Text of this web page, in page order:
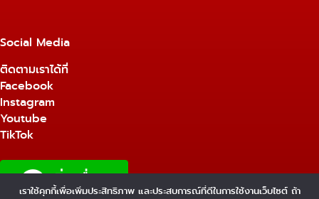
Social Media
ติดตามเราได้ที่
Facebook
Instagram
Youtube
TikTok
เราใช้คุกกี้เพื่อเพิ่มประสิทธิภาพ และประสบการณ์ที่ดีในการใช้งานเว็บไซต์ ถ้า
1